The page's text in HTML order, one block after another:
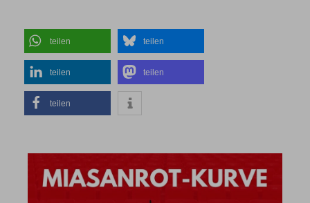
teilen teilen
teilen teilen
teilen